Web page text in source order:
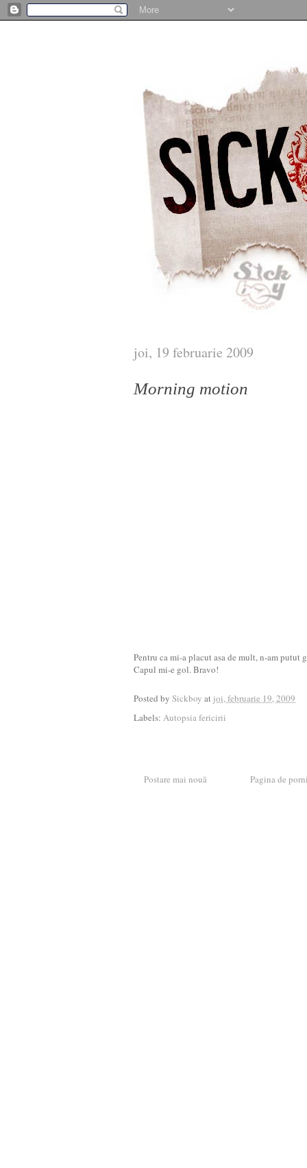
joi, 19 februarie 2009
Morning motion
Pentru ca mi-a placut asa de mult, n-am
Capul mi-e gol. Bravo!
Posted by Sickboy at joi, februarie 19, 2009
Labels: Autopsia fericirii
Postare mai nouă Pagina de